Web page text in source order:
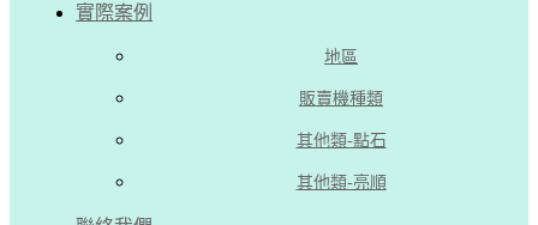
實際案例
地區
販賣機種類
其他類-點石
其他類-亮順